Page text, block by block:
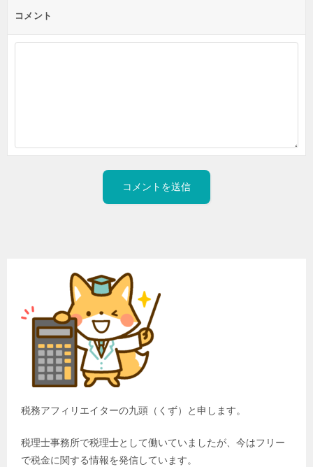
コメント
税務アフィリエイターの九頭（くず）と申します。
税理士事務所で税理士として働いていましたが、今はフリー
で税金に関する情報を発信しています。